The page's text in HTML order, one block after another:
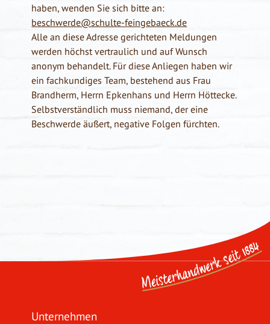
haben, wenden Sie sich bitte an:
beschwerde@schulte-feingebaeck.de
Alle an diese Adresse gerichteten Meldungen
werden höchst vertraulich und auf Wunsch
anonym behandelt. Für diese Anliegen haben wir
ein fachkundiges Team, bestehend aus Frau
Brandherm, Herrn Epkenhans und Herrn Höttecke.
Selbstverständlich muss niemand, der eine
Beschwerde äußert, negative Folgen fürchten.
Unternehmen